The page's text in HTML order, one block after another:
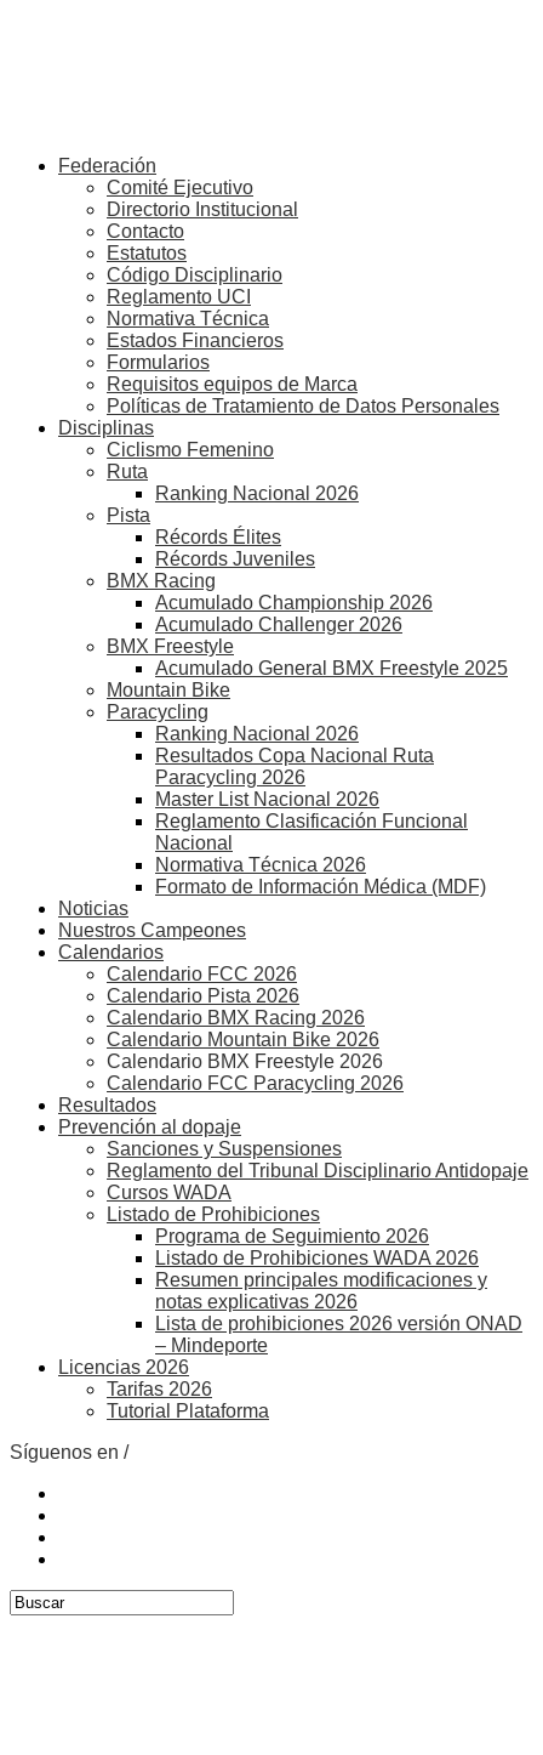
Federación
Comité Ejecutivo
Directorio Institucional
Contacto
Estatutos
Código Disciplinario
Reglamento UCI
Normativa Técnica
Estados Financieros
Formularios
Requisitos equipos de Marca
Políticas de Tratamiento de Datos Personales
Disciplinas
Ciclismo Femenino
Ruta
Ranking Nacional 2026
Pista
Récords Élites
Récords Juveniles
BMX Racing
Acumulado Championship 2026
Acumulado Challenger 2026
BMX Freestyle
Acumulado General BMX Freestyle 2025
Mountain Bike
Paracycling
Ranking Nacional 2026
Resultados Copa Nacional Ruta
Paracycling 2026
Master List Nacional 2026
Reglamento Clasificación Funcional
Nacional
Normativa Técnica 2026
Formato de Información Médica (MDF)
Noticias
Nuestros Campeones
Calendarios
Calendario FCC 2026
Calendario Pista 2026
Calendario BMX Racing 2026
Calendario Mountain Bike 2026
Calendario BMX Freestyle 2026
Calendario FCC Paracycling 2026
Resultados
Prevención al dopaje
Sanciones y Suspensiones
Reglamento del Tribunal Disciplinario Antidopaje
Cursos WADA
Listado de Prohibiciones
Programa de Seguimiento 2026
Listado de Prohibiciones WADA 2026
Resumen principales modificaciones y
notas explicativas 2026
Lista de prohibiciones 2026 versión ONAD
– Mindeporte
Licencias 2026
Tarifas 2026
Tutorial Plataforma
Síguenos en /